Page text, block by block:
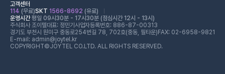
고객센터
114 (무료)SKT 1566-8692 (유료)
운영시간평일 09시30분 - 17시30분 (점심시간 12시 - 13시)
주식회사 조이텔대표: 정민기 사업자등록번호: 886-87-00313
경기도 부천시 원미구 중동로254번길 78, 702호(중동, 필타운) FAX: 02-6958-9821
E-mail: admin@joytel.kr
COPYRIGHT©JOYTEL CO.LTD. ALL RIGHTS RESERVED.